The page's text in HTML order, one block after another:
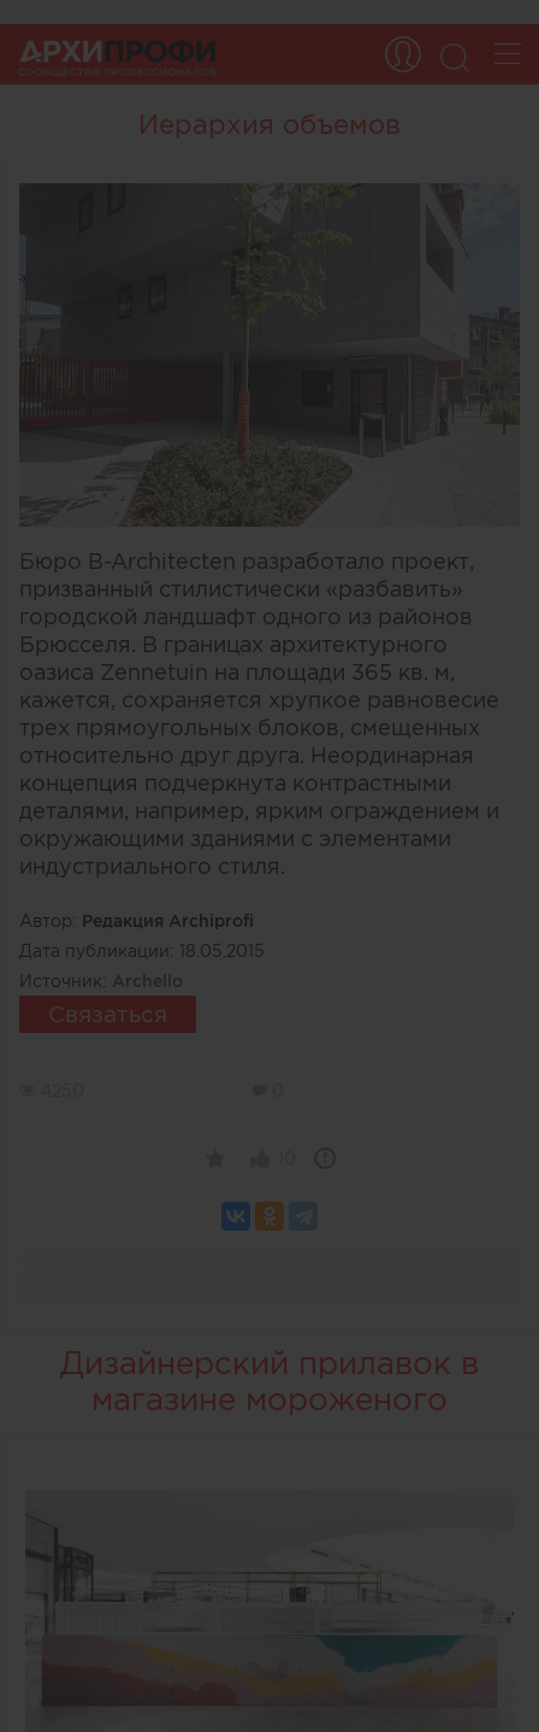
Иерархия объемов
Бюро B-Architecten разработало проект,
призванный стилистически «разбавить»
городской ландшафт одного из районов
Брюсселя. В границах архитектурного
оазиса Zennetuin на площади 365 кв. м,
кажется, сохраняется хрупкое равновесие
трех прямоугольных блоков, смещенных
относительно друг друга. Неординарная
концепция подчеркнута контрастными
деталями, например, ярким ограждением и
окружающими зданиями с элементами
индустриального стиля.
Автор: Редакция Archiprofi
Дата публикации: 18.05.2015
Источник: Archello
Связаться
Дизайнерский прилавок в
магазине мороженого